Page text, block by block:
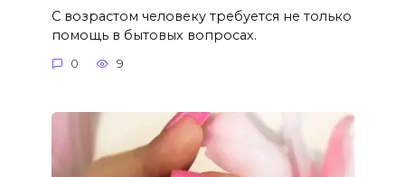
С возрастом человеку требуется не только
помощь в бытовых вопросах.
0 9